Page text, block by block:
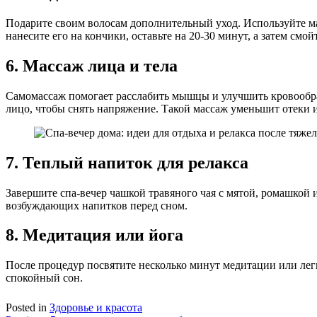
Подарите своим волосам дополнительный уход. Используйте
нанесите его на кончики, оставьте на 20-30 минут, а затем
6. Массаж лица и тела
Самомассаж помогает расслабить мышцы и улучшить
лицо, чтобы снять напряжение. Такой массаж уменьшит отеки
7. Теплый напиток для релакса
Завершите спа-вечер чашкой травяного чая с мятой,
возбуждающих напитков перед сном.
8. Медитация или йога
После процедур посвятите несколько минут медитации или
спокойный сон.
Posted in Здоровье и красота